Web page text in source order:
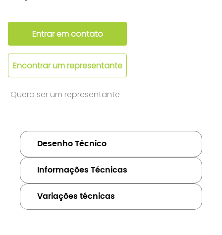
Entrar em contato
Encontrar um representante
Quero ser um representante
Desenho Técnico
Informações Técnicas
Variações técnicas